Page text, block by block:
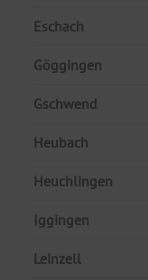
Eschach
Göggingen
Gschwend
Heubach
Heuchlingen
Iggingen
Leinzell